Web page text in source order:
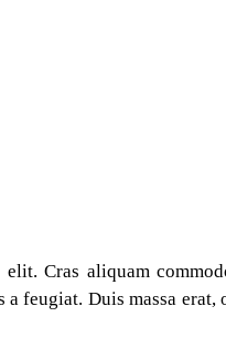
Cras aliquam
feugiat. Duis massa erat,